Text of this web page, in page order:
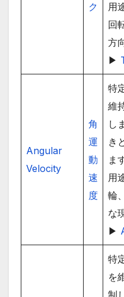
ク
用
回
方
▶
Angular
Velocity
角
運
動
速
度
特
維
し
き
ま
用
輪
な
▶
特
を